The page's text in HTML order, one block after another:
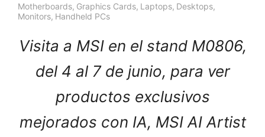
Motherboards, Graphics Cards, Laptops, Desktops,
Monitors, Handheld PCs
Visita a MSI en el stand M0806,
del 4 al 7 de junio, para ver
productos exclusivos
mejorados con IA, MSI AI Artist